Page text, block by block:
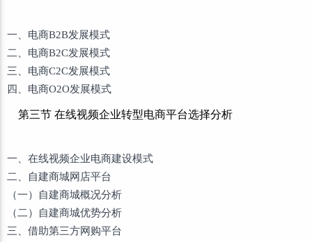
一、电商B2B发展模式
二、电商B2C发展模式
三、电商C2C发展模式
四、电商O2O发展模式
第三节 在线视频企业转型电商平台选择分析
一、在线视频企业电商建设模式
二、自建商城网店平台
（一）自建商城概况分析
（二）自建商城优势分析
三、借助第三方网购平台